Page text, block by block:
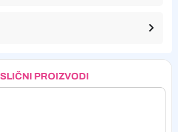
SLIČNI PROIZVODI